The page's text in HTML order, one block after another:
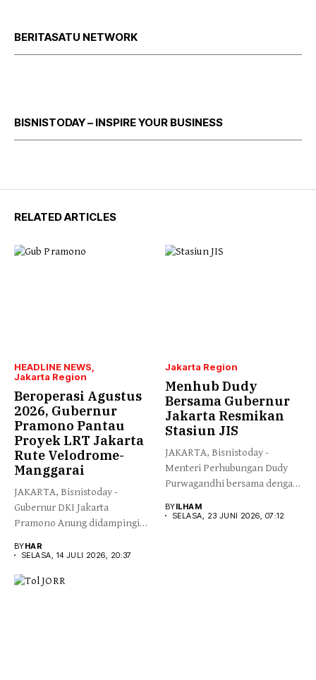
BERITASATU NETWORK
BISNISTODAY – INSPIRE YOUR BUSINESS
RELATED ARTICLES
HEADLINE NEWS
Jakarta Region
Beroperasi Agustus
2026, Gubernur
Pramono Pantau
Proyek LRT Jakarta
Rute Velodrome-
Manggarai
JAKARTA, Bisnistoday -
Gubernur DKI Jakarta
Pramono Anung didampingi
BYHAR
SELASA, 14 JULI 2026, 20:37
Jakarta Region
Menhub Dudy
Bersama Gubernur
Jakarta Resmikan
Stasiun JIS
JAKARTA, Bisnistoday -
Menteri Perhubungan Dudy
Purwagandhi bersama dengan
BYILHAM
SELASA, 23 JUNI 2026, 07:12